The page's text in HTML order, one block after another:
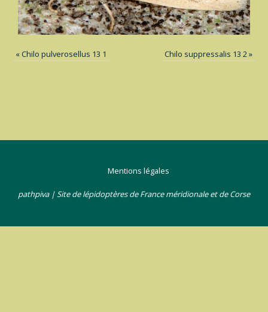
«Chilo pulverosellus 13 1 Chilo suppressalis 13 2»
Mentions légales
pathpiva | Site de lépidoptères de France méridionale et de Corse